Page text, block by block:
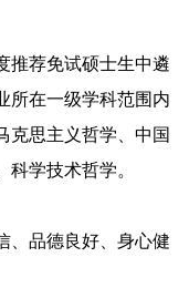
推荐免试硕士生中遴
所在一级学科范围内
克思主义哲学、中国
学技术哲学。
、品德良好、身心健